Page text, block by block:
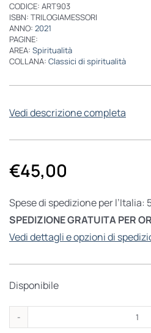
CODICE: ART903
ISBN: TRILOGIAMESSORI
ANNO: 2021
PAGINE:
AREA: Spiritualità
COLLANA: Classici di spiritualità
Vedi descrizione completa
€45,00
Spese di spedizione per l’Italia:
SPEDIZIONE GRATUITA PER
Vedi dettagli e opzioni di
Disponibile